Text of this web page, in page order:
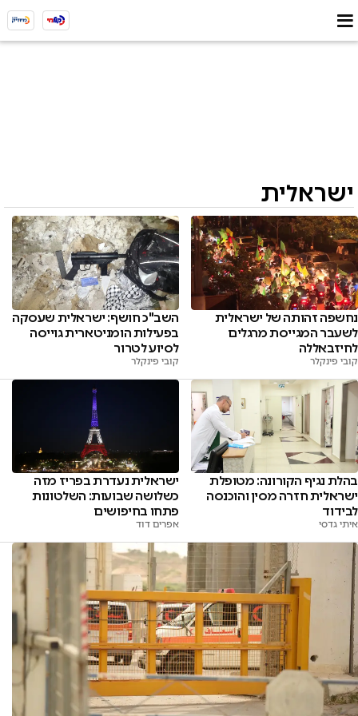
ישראלית
נחשפה זהותה של ישראלית
לשעבר המגייסת מרגלים
לחיזבאללה
קובי פינקלר
השב"כ חושף: ישראלית שעסקה
בפעילות הומניטארית גוייסה
לסיוע לטרור
קובי פינקלר
בהלת נגיף הקורונה: מטופלת
ישראלית חזרה מסין והוכנסה
לבידוד
איתי גדסי
ישראלית נעדרת בפריז מזה
כשלושה שבועות: השלטונות
פתחו בחיפושים
אפרים דוד